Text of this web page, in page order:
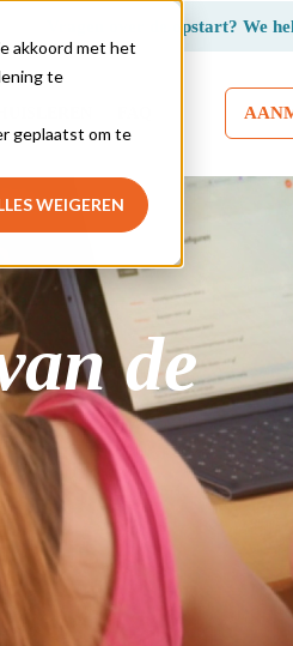
akkoord met het
te
geplaatst om te
WEIGEREN
Vragen over de opstart? We
de